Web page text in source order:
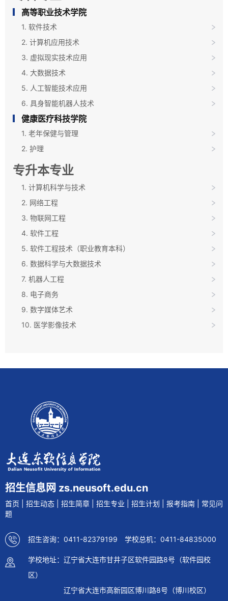
高等职业技术学院
1. 软件技术
2. 计算机应用技术
3. 虚拟现实技术应用
4. 大数据技术
5. 人工智能技术应用
6. 具身智能机器人技术
健康医疗科技学院
1. 老年保健与管理
2. 护理
专升本专业
1. 计算机科学与技术
2. 网络工程
3. 物联网工程
4. 软件工程
5. 软件工程技术（职业教育本科）
6. 数据科学与大数据技术
7. 机器人工程
8. 电子商务
9. 数字媒体艺术
10. 医学影像技术
招生信息网 zs.neusoft.edu.cn
首页 招生动态 招生简章 招生专业 招生计划 报考指南
常见问
题
招生咨询：0411-82379199 学校总机：0411-84835000
学校地址：辽宁省大连市甘井子区软件园路8号（软件园校
区）
辽宁省大连市高新园区博川路8号（博川校区）